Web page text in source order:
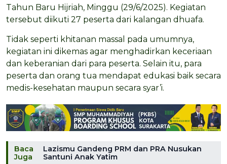
Tahun Baru Hijriah, Minggu (29/6/2025). Kegiatan
tersebut diikuti 27 peserta dari kalangan dhuafa.
Tidak seperti khitanan massal pada umumnya,
kegiatan ini dikemas agar menghadirkan keceriaan
dan keberanian dari para peserta. Selain itu, para
peserta dan orang tua mendapat edukasi baik secara
medis-kesehatan maupun secara syar’i.
Baca
Juga
Lazismu Gandeng PRM dan PRA Nusukan
Santuni Anak Yatim